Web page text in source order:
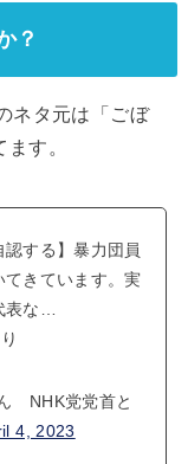
？
ネタ元は「ごぼ
す。
認する】暴力団員
きています。実
表な…
NHK党党首と
4, 2023